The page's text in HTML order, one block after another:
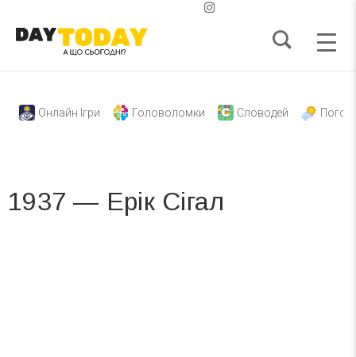
Онлайн Ігри Головоломки Словодей
1937 — Ерік Сігал